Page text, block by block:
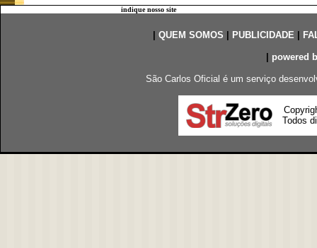
indique nosso site
QUEM SOMOS PUBLICIDADE|
powered
São Carlos Oficial é um serviço
Todos